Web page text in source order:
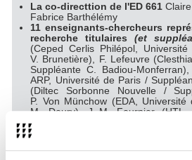
La co-directtion de l'ED 661
Fabrice Barthélémy
11 enseignants-chercheurs
recherchetitulaires(et
(Ceped Cerlis Philépol,
V. Brunetière), F. Lefeuvre
Suppléante C. Badiou-
ARP, Université de Paris /
(Diltec Sorbonne Nouvelle /
P. Von Münchow (EDA,
M. Doury), J.-M. Fournier (HTL
Université de Paris / Suppléant
(LACITO, Sorbonne Nouvelle /
Legallois (Lattice, Sorbonne
Université de Paris /